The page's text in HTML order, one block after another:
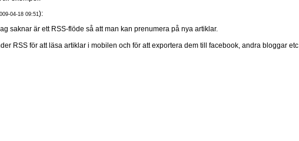
04-18 09:51):
saknar är ett RSS-flöde så att man kan prenumera på nya artiklar.
RSS för att läsa artiklar i mobilen och för att exportera dem till facebook, andra bloggar etc